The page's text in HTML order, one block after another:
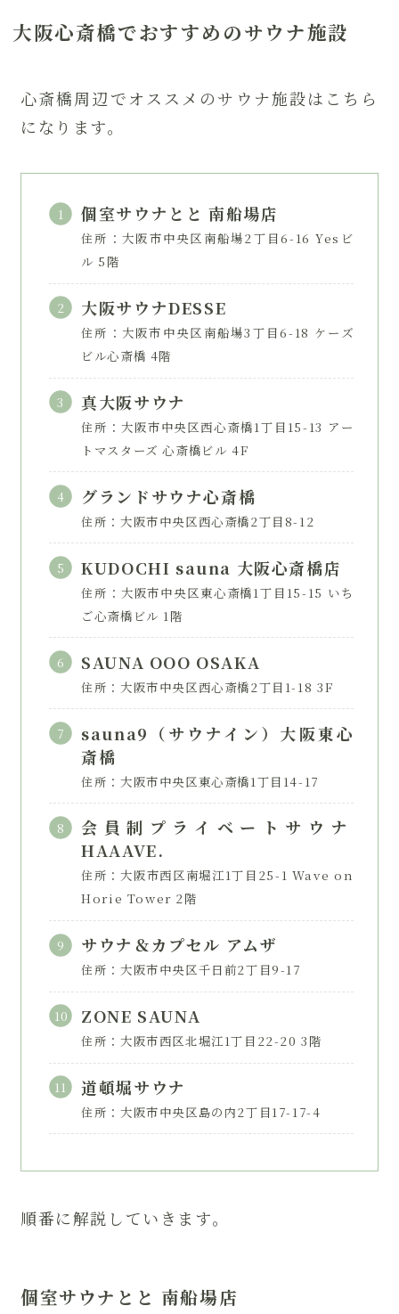
大阪心斎橋でおすすめのサウナ施設
心斎橋周辺でオススメのサウナ施設はこちら
になります。
個室サウナとと 南船場店
住所：大阪市中央区南船場2丁目6-16 Yesビ
ル 5階
大阪サウナDESSE
住所：大阪市中央区南船場3丁目6-18 ケーズ
ビル心斎橋 4階
真大阪サウナ
住所：大阪市中央区西心斎橋1丁目15-13 アー
トマスターズ 心斎橋ビル 4F
グランドサウナ心斎橋
住所：大阪市中央区西心斎橋2丁目8-12
KUDOCHI sauna 大阪心斎橋店
住所：大阪市中央区東心斎橋1丁目15-15 いち
ご心斎橋ビル 1階
SAUNA OOO OSAKA
住所：大阪市中央区西心斎橋2丁目1-18 3F
sauna9（サウナイン）大阪東心
斎橋
住所：大阪市中央区東心斎橋1丁目14-17
会員制プライベートサウナ
HAAAVE.
住所：大阪市西区南堀江1丁目25-1 Wave on
Horie Tower 2階
サウナ＆カプセル アムザ
住所：大阪市中央区千日前2丁目9-17
ZONE SAUNA
住所：大阪市西区北堀江1丁目22-20 3階
道頓堀サウナ
住所：大阪市中央区島の内2丁目17-17-4
順番に解説していきます。
個室サウナとと 南船場店